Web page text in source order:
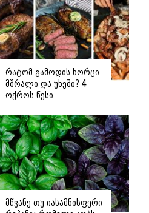
რატომ გამოდის ხორცი
მშრალი და უხეში? 4
ოქროს წესი
სტეიკისა და
მწვადისთვის
მწვანე თუ იასამნისფერი